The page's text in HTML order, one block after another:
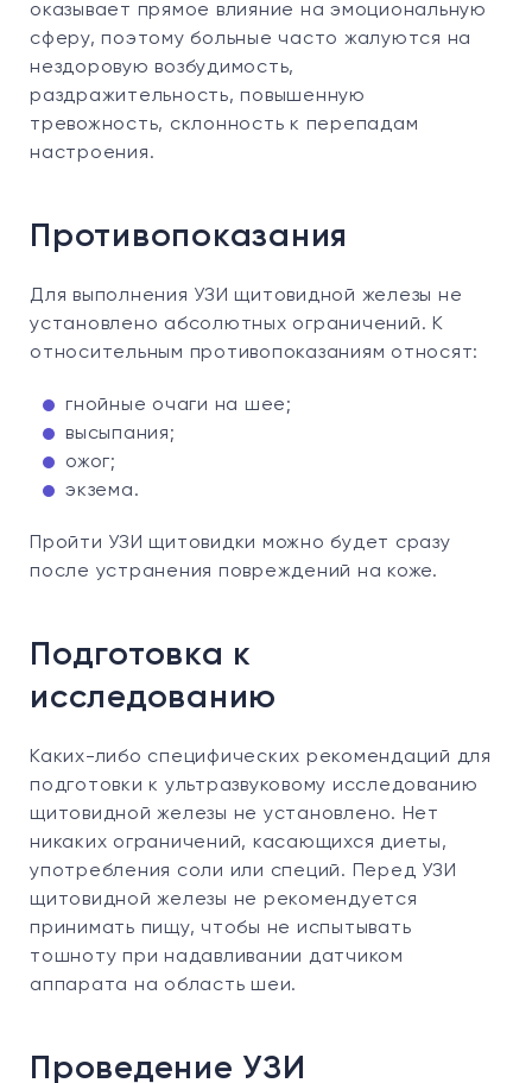
оказывает прямое влияние на эмоциональную
сферу, поэтому больные часто жалуются на
нездоровую возбудимость,
раздражительность, повышенную
тревожность, склонность к перепадам
настроения.
Противопоказания
Для выполнения УЗИ щитовидной железы не
установлено абсолютных ограничений. К
относительным противопоказаниям относят:
гнойные очаги на шее;
высыпания;
ожог;
экзема.
Пройти УЗИ щитовидки можно будет сразу
после устранения повреждений на коже.
Подготовка к
исследованию
Каких-либо специфических рекомендаций для
подготовки к ультразвуковому исследованию
щитовидной железы не установлено. Нет
никаких ограничений, касающихся диеты,
употребления соли или специй. Перед УЗИ
щитовидной железы не рекомендуется
принимать пищу, чтобы не испытывать
тошноту при надавливании датчиком
аппарата на область шеи.
Проведение УЗИ